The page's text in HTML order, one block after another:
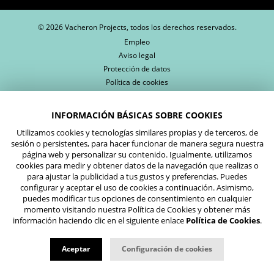
INFORMACIÓN BÁSICAS SOBRE COOKIES
Utilizamos cookies y tecnologías similares propias y de terceros, de
sesión o persistentes, para hacer funcionar de manera segura nuestra
página web y personalizar su contenido. Igualmente, utilizamos
cookies para medir y obtener datos de la navegación que realizas o
para ajustar la publicidad a tus gustos y preferencias. Puedes
configurar y aceptar el uso de cookies a continuación. Asimismo,
puedes modificar tus opciones de consentimiento en cualquier
momento visitando nuestra Política de Cookies y obtener más
información haciendo clic en el siguiente enlace Política de Cookies.
Aceptar Configuración de cookies
© 2026 Vacheron Projects, todos los derechos reservados.
Empleo
Aviso legal
Protección de datos
Política de cookies